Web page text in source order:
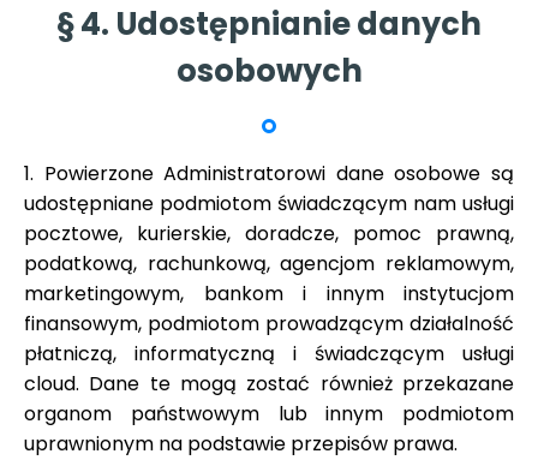
§ 4. Udostępnianie danych
osobowych
1. Powierzone Administratorowi dane osobowe są
udostępniane podmiotom świadczącym nam usługi
pocztowe, kurierskie, doradcze, pomoc prawną,
podatkową, rachunkową, agencjom reklamowym,
marketingowym, bankom i innym instytucjom
finansowym, podmiotom prowadzącym działalność
płatniczą, informatyczną i świadczącym usługi
cloud. Dane te mogą zostać również przekazane
organom państwowym lub innym podmiotom
uprawnionym na podstawie przepisów prawa.